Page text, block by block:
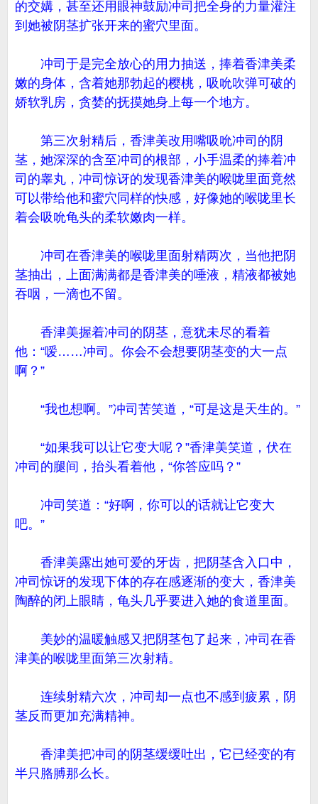
的交媾，甚至还用眼神鼓励冲司把全身的力量灌注
到她被阴茎扩张开来的蜜穴里面。
冲司于是完全放心的用力抽送，捧着香津美柔
嫩的身体，含着她那勃起的樱桃，吸吮吹弹可破的
娇软乳房，贪婪的抚摸她身上每一个地方。
第三次射精后，香津美改用嘴吸吮冲司的阴
茎，她深深的含至冲司的根部，小手温柔的捧着冲
司的睾丸，冲司惊讶的发现香津美的喉咙里面竟然
可以带给他和蜜穴同样的快感，好像她的喉咙里长
着会吸吮龟头的柔软嫩肉一样。
冲司在香津美的喉咙里面射精两次，当他把阴
茎抽出，上面满满都是香津美的唾液，精液都被她
吞咽，一滴也不留。
香津美握着冲司的阴茎，意犹未尽的看着
他：“嗳……冲司。你会不会想要阴茎变的大一点
啊？”
“我也想啊。”冲司苦笑道，“可是这是天生的。”
“如果我可以让它变大呢？”香津美笑道，伏在
冲司的腿间，抬头看着他，“你答应吗？”
冲司笑道：“好啊，你可以的话就让它变大
吧。”
香津美露出她可爱的牙齿，把阴茎含入口中，
冲司惊讶的发现下体的存在感逐渐的变大，香津美
陶醉的闭上眼睛，龟头几乎要进入她的食道里面。
美妙的温暖触感又把阴茎包了起来，冲司在香
津美的喉咙里面第三次射精。
连续射精六次，冲司却一点也不感到疲累，阴
茎反而更加充满精神。
香津美把冲司的阴茎缓缓吐出，它已经变的有
半只胳膊那么长。